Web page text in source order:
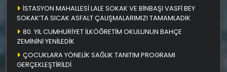
İSTASYON MAHALLESİ LALE SOKAK VE BİNBAŞI VASFİ BEY
SOKAK’TA SICAK ASFALT ÇALIŞMALARIMIZI TAMAMLADIK
80. YIL CUMHURİYET İLKÖĞRETİM OKULUNUN BAHÇE
ZEMİNİNİ YENİLEDİK
ÇOCUKLARA YÖNELİK SAĞLIK TANITIM PROGRAMI
GERÇEKLEŞTİRİLDİ